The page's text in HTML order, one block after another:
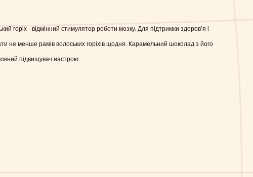
горіх - відмінний стимулятор роботи мозку. Для підтримки здоров’я і
не менше рамів волоських горіхів щодня. Карамельний шоколад з його
підвищувач настрою.